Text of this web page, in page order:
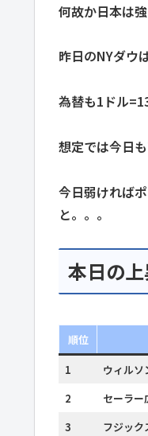
何故か日本は強
昨日のNYダウ
為替も1ドル
想定では今日
今日弱ければ
と。。。
本日の
順位
1
ウィル
2
セーラ
3
フジッ